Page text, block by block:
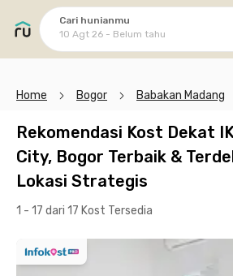
Cari hunianmu
10 Agt 26 - Belum tahu
Home Bogor Babakan Madang
Rekomendasi Kost Dekat
City, Bogor Terbaik &
Lokasi Strategis
1 - 17 dari 17 Kost Tersedia